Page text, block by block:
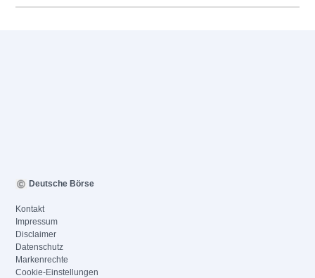
Deutsche Börse
Kontakt
Impressum
Disclaimer
Datenschutz
Markenrechte
Cookie-Einstellungen